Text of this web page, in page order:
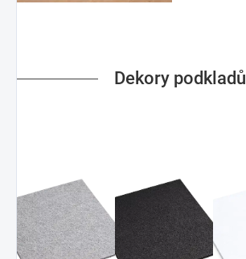
Dekory podkladů